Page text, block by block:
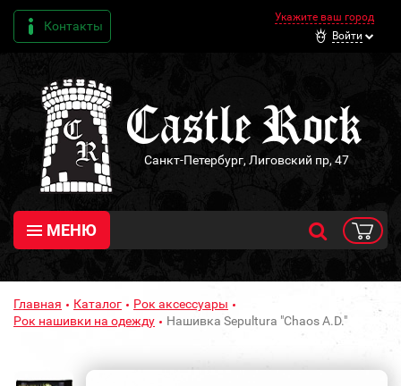
Контакты
Укажите ваш город
Войти
Санкт-Петербург, Лиговский пр, 47
МЕНЮ
Главная Каталог
Рок аксессуары
Рок нашивки на одежду
Нашивка Sepultura "Chaos A.D."